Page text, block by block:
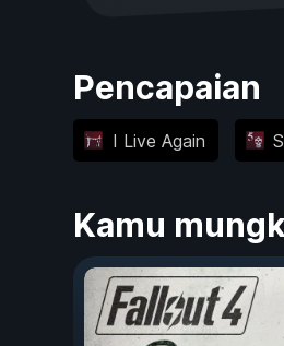
Pencapaian
I Live Again
Kamu